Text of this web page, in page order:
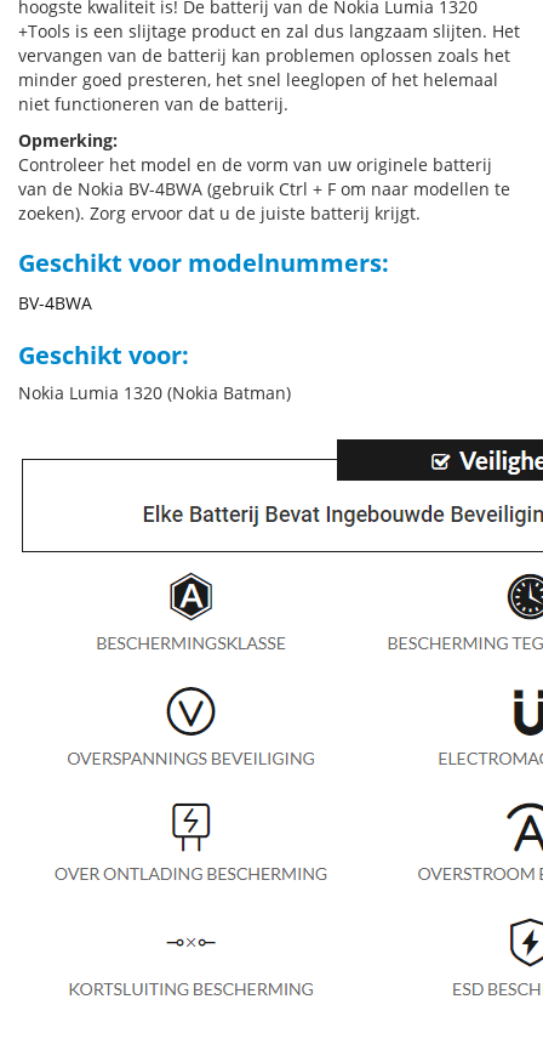
hoogste kwaliteit is! De batterij van de Nokia Lumia 1320
+Tools is een slijtage product en zal dus langzaam slijten. Het
vervangen van de batterij kan problemen oplossen zoals het
minder goed presteren, het snel leeglopen of het helemaal
niet functioneren van de batterij.
Opmerking:
Controleer het model en de vorm van uw originele batterij
van de Nokia BV-4BWA (gebruik Ctrl + F om naar modellen te
zoeken). Zorg ervoor dat u de juiste batterij krijgt.
Geschikt voor modelnummers:
BV-4BWA
Geschikt voor:
Nokia Lumia 1320 (Nokia Batman)